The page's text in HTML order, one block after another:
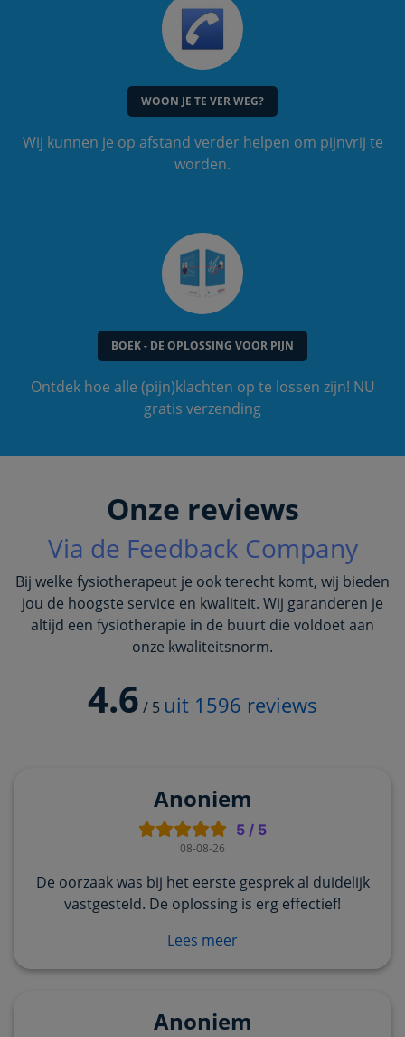
WOON JE TE VER WEG?
Wij kunnen je op afstand verder helpen om pijnvrij te
worden.
BOEK - DE OPLOSSING VOOR PIJN
Ontdek hoe alle (pijn)klachten op te lossen zijn! NU
gratis verzending
Onze reviews
Via de Feedback Company
Bij welke fysiotherapeut je ook terecht komt, wij bieden
jou de hoogste service en kwaliteit. Wij garanderen je
altijd een fysiotherapie in de buurt die voldoet aan
onze kwaliteitsnorm.
4.6 / 5 uit 1596 reviews
Anoniem
5 / 5
08-08-26
De oorzaak was bij het eerste gesprek al duidelijk
vastgesteld. De oplossing is erg effectief!
Lees meer
Anoniem